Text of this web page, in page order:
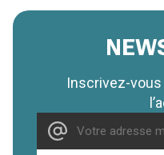
Inscrivez-vous